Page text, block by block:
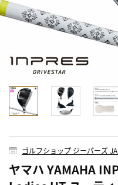
ゴルフショップ ジーパーズ
ヤマハ YAMAHA